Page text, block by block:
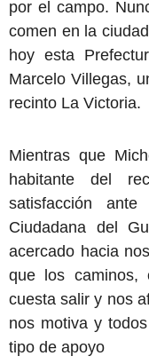
por el campo.
comen en la
hoy esta
Marcelo Villegas,
recinto La Victoria.
Mientras que
habitante del
satisfacción
Ciudadana del
acercado hacia
que los caminos,
cuesta salir y nos
nos motiva y
tipo de apoyo